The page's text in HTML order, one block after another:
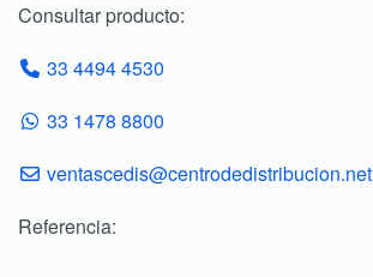
Consultar producto:
33 4494 4530
33 1478 8800
ventascedis@centrodedistribucion.net
Referencia: